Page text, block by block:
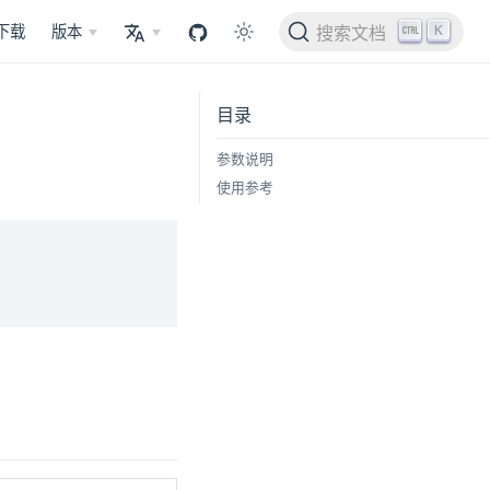
载 版本 搜索文档 K
目录
参数说明
使用参考